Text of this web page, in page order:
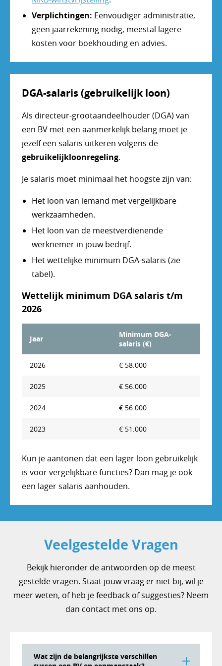
Verplichtingen: Eenvoudiger administratie,
geen jaarrekening nodig, meestal lagere
kosten voor boekhouding en advies.
DGA-salaris (gebruikelijk loon)
Als directeur-grootaandeelhouder (DGA) van
een BV met een aanmerkelijk belang moet je
jezelf een salaris uitkeren volgens de
gebruikelijkloonregeling.
Je salaris moet minimaal het hoogste zijn van:
Het loon van iemand met vergelijkbare
werkzaamheden.
Het loon van de meestverdienende
werknemer in jouw bedrijf.
Het wettelijke minimum DGA-salaris (zie
tabel).
Wettelijk minimum DGA salaris t/m
2026
Jaar
Minimum DGA-
salaris (€)
2026 € 58.000
2025 € 56.000
2024 € 56.000
2023 € 51.000
Kun je aantonen dat een lager loon gebruikelijk
is voor vergelijkbare functies? Dan mag je ook
een lager salaris aanhouden.
Veelgestelde Vragen
Bekijk hieronder de antwoorden op de meest
gestelde vragen. Staat jouw vraag er niet bij, wil je
meer weten, of heb je feedback of suggesties? Neem
dan contact met ons op.
Wat zijn de belangrijkste verschillen